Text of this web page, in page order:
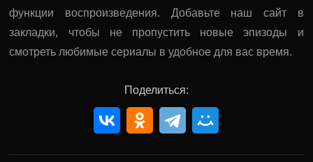
функции воспроизведения. Добавьте наш сайт в
закладки, чтобы не пропустить новые эпизоды и
смотреть любимые сериалы в удобное для вас время.
Поделиться: